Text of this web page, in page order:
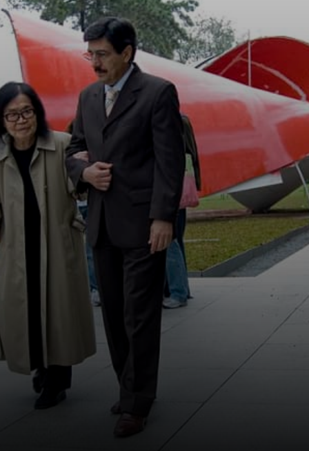
Figure come
Wassily
Kandinsky, Piet
Mondrian e
Kazimir Malevich
furono i
precursori di
questa corrente.